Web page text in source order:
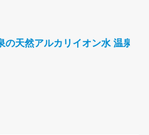
の天然アルカリイオン水 温泉水